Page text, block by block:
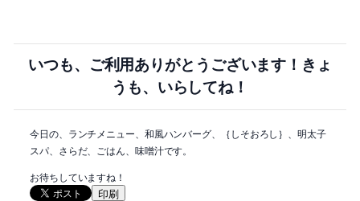
いつも、ご利用ありがとうございます！きょ
うも、いらしてね！
今日の、ランチメニュー、和風ハンバーグ、｛しそおろし｝、明太子
スパ、さらだ、ごはん、味噌汁です。
お待ちしていますね！
印刷